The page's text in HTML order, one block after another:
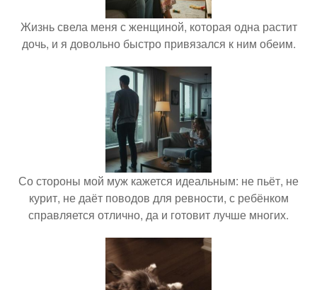
Жизнь свела меня с женщиной, которая одна растит
дочь, и я довольно быстро привязался к ним обеим.
Со стороны мой муж кажется идеальным: не пьёт, не
курит, не даёт поводов для ревности, с ребёнком
справляется отлично, да и готовит лучше многих.